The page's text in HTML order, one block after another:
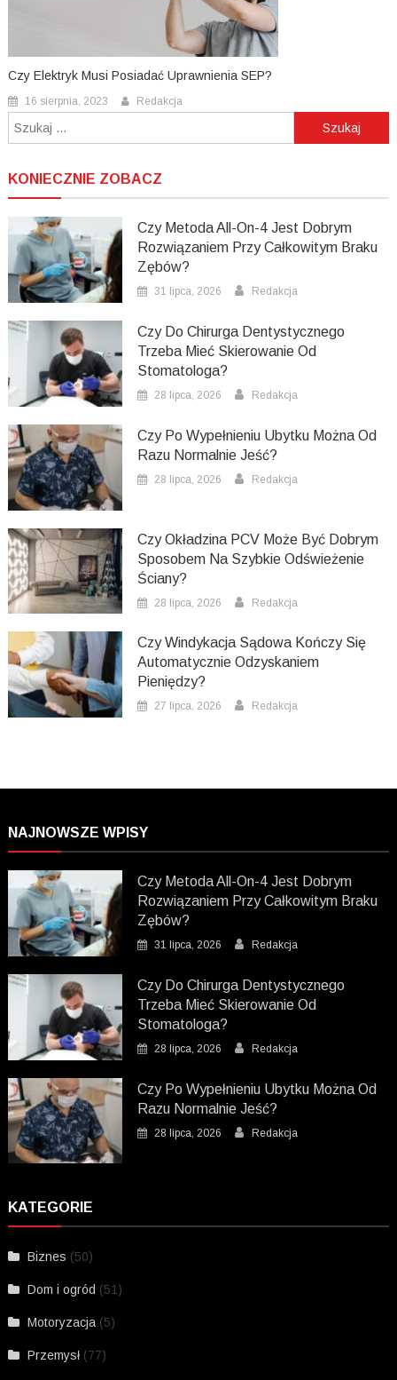
Czy Elektryk Musi Posiadać Uprawnienia SEP?
16 sierpnia, 2023 Redakcja
Szukaj:
KONIECZNIE ZOBACZ
Czy Metoda All-On-4 Jest Dobrym
Rozwiązaniem Przy Całkowitym Braku
Zębów?
31 lipca, 2026 Redakcja
Czy Do Chirurga Dentystycznego
Trzeba Mieć Skierowanie Od
Stomatologa?
28 lipca, 2026 Redakcja
Czy Po Wypełnieniu Ubytku Można Od
Razu Normalnie Jeść?
28 lipca, 2026 Redakcja
Czy Okładzina PCV Może Być Dobrym
Sposobem Na Szybkie Odświeżenie
Ściany?
28 lipca, 2026 Redakcja
Czy Windykacja Sądowa Kończy Się
Automatycznie Odzyskaniem
Pieniędzy?
27 lipca, 2026 Redakcja
NAJNOWSZE WPISY
Czy Metoda All-On-4 Jest Dobrym
Rozwiązaniem Przy Całkowitym Braku
Zębów?
31 lipca, 2026 Redakcja
Czy Do Chirurga Dentystycznego
Trzeba Mieć Skierowanie Od
Stomatologa?
28 lipca, 2026 Redakcja
Czy Po Wypełnieniu Ubytku Można Od
Razu Normalnie Jeść?
28 lipca, 2026 Redakcja
KATEGORIE
Biznes (50)
Dom i ogród (51)
Motoryzacja(5)
Przemysł (77)